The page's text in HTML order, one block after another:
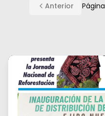
Anterior Página